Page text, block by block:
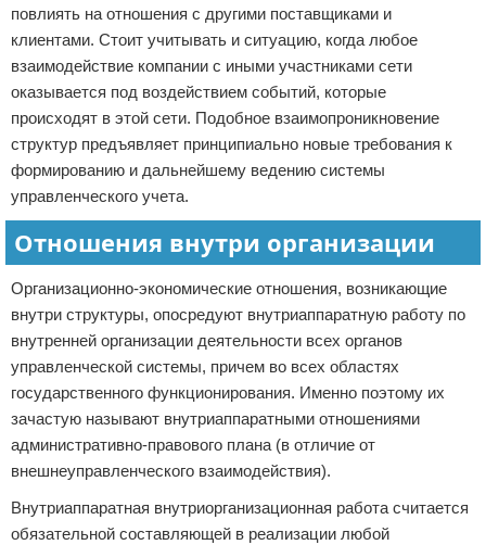
повлиять на отношения с другими поставщиками и
клиентами. Стоит учитывать и ситуацию, когда любое
взаимодействие компании с иными участниками сети
оказывается под воздействием событий, которые
происходят в этой сети. Подобное взаимопроникновение
структур предъявляет принципиально новые требования к
формированию и дальнейшему ведению системы
управленческого учета.
Отношения внутри организации
Организационно-экономические отношения, возникающие
внутри структуры, опосредуют внутриаппаратную работу по
внутренней организации деятельности всех органов
управленческой системы, причем во всех областях
государственного функционирования. Именно поэтому их
зачастую называют внутриаппаратными отношениями
административно-правового плана (в отличие от
внешнеуправленческого взаимодействия).
Внутриаппаратная внутриорганизационная работа считается
обязательной составляющей в реализации любой